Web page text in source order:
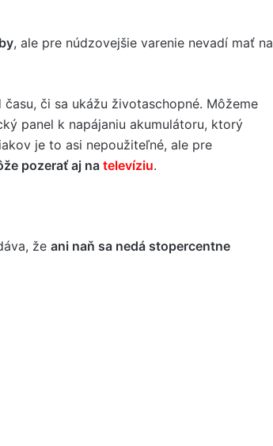
, ale pre núdzovejšie varenie nevadí mať na
či sa ukážu životaschopné. Môžeme
panel k napájaniu akumulátoru, ktorý
je to asi nepoužiteľné, ale pre
pozerať aj na televíziu.
že ani naň sa nedá stopercentne